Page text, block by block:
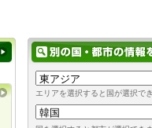
エリアを選択すると国が選択で